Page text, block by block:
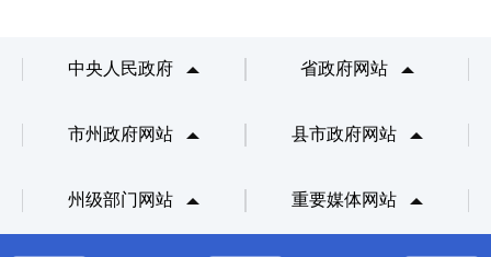
中央人民政府 省政府网站
市州政府网站 县市政府网站
州级部门网站 重要媒体网站